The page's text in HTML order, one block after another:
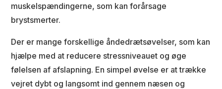
muskelspændingerne, som kan forårsage
brystsmerter.
Der er mange forskellige åndedrætsøvelser, som kan
hjælpe med at reducere stressniveauet og øge
følelsen af afslapning. En simpel øvelse er at trække
vejret dybt og langsomt ind gennem næsen og